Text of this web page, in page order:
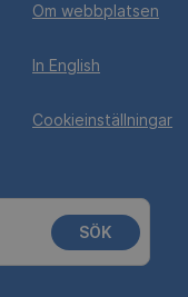
Om webbplatsen
In English
Cookieinställningar
SÖK